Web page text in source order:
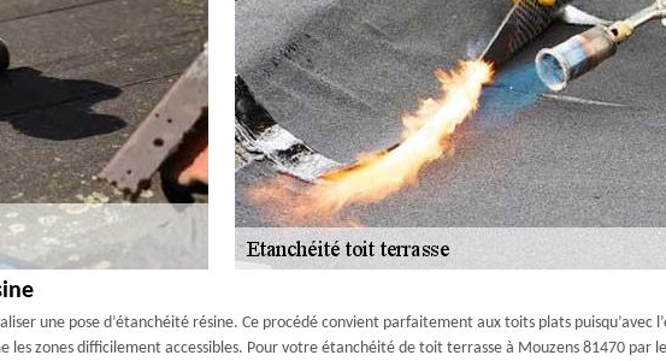
une pose d’étanchéité résine. Ce procédé convient parfaitement aux toits plats puisqu’avec
zones difficilement accessibles. Pour votre étanchéité de toit terrasse à Mouzens 81470 par